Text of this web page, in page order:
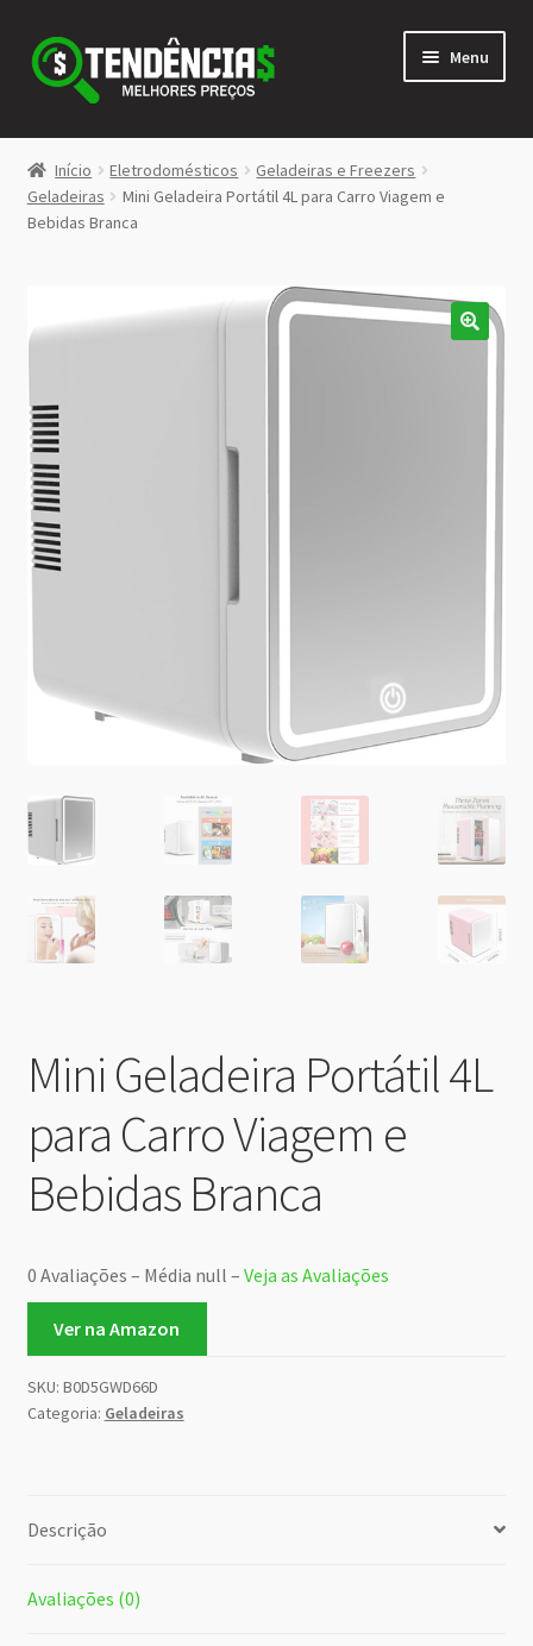
Pular
para
navegação
Pular
para
conteúdo
Menu
LOJA
<>
Início Eletrodomésticos
Geladeiras e Freezers
Geladeiras
Mini Geladeira Portátil 4L para Carro Viagem e
Bebidas Branca
Mini Geladeira Portátil 4L
para Carro Viagem e
Bebidas Branca
0 Avaliações – Média null – Veja as Avaliações
Ver na Amazon
SKU: B0D5GWD66D
Categoria: Geladeiras
Descrição
Avaliações (0)